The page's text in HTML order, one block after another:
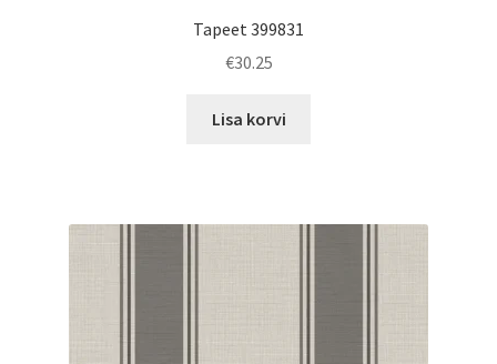
Tapeet 399831
€30.25
Lisa korvi